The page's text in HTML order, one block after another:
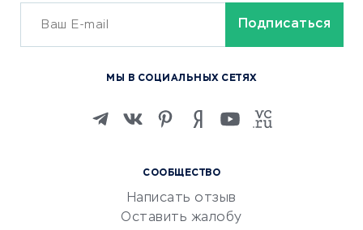
ОБУЧЕНИЕ И РАБОТА
Изучение иностранных
Маркетинг и продажи
Репетиторство
Красота и здоровье
СООБЩЕСТВО
Написать отзыв
Оставить жалобу
МЫ В СОЦИАЛЬНЫХ СЕТЯХ